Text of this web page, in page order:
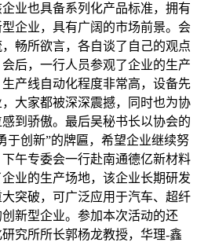
业也具备系列化产品标准，拥有
企业，具有广阔的市场前景。会
畅所欲言，各自谈了自己的观点
后，一行人员参观了企业的生产
产线自动化程度非常高，设备先
大家都被深深震撼，同时也为协
到骄傲。最后吴秘书长以协会的
于创新”的牌匾，希望企业继续努
午专委会一行赴南通德亿新材料
业的生产场地，该企业长期研发
突破，可广泛应用于汽车、超纤
新型企业。参加本次活动的还
究所所长郭杨龙教授，华理-鑫